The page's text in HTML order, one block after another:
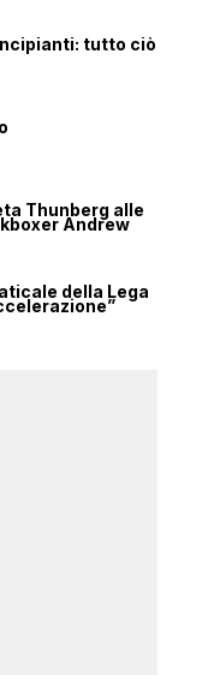
tutto ciò
Thunberg alle
Andrew
della Lega